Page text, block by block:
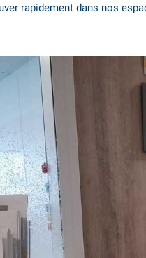
rapidement dans nos